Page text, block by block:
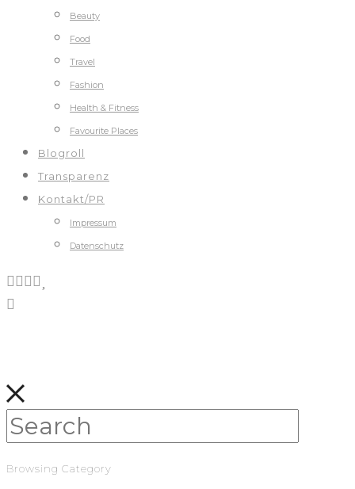
Beauty
Food
Travel
Fashion
Health & Fitness
Favourite Places
Blogroll
Transparenz
Kontakt/PR
Impressum
Datenschutz
Browsing Category